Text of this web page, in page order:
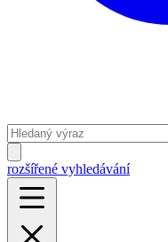
rozšířené vyhledávání